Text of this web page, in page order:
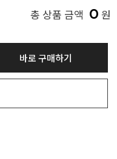
총 상품 금액 0 원
바로 구매하기